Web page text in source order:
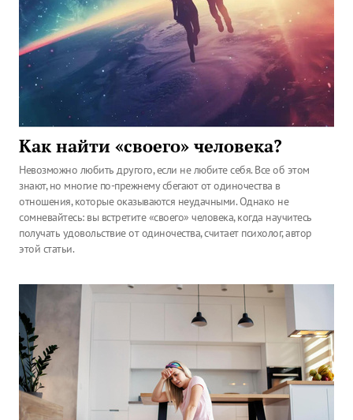
Как найти «своего» человека?
Невозможно любить другого, если не любите себя. Все об этом
знают, но многие по-прежнему сбегают от одиночества в
отношения, которые оказываются неудачными. Однако не
сомневайтесь: вы встретите «своего» человека, когда научитесь
получать удовольствие от одиночества, считает психолог, автор
этой статьи.